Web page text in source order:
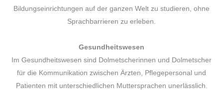
Bildungseinrichtungen auf der ganzen Welt zu studieren, ohne
Sprachbarrieren zu erleben.
Gesundheitswesen
Im Gesundheitswesen sind Dolmetscherinnen und Dolmetscher
für die Kommunikation zwischen Ärzten, Pflegepersonal und
Patienten mit unterschiedlichen Muttersprachen unerlässlich.